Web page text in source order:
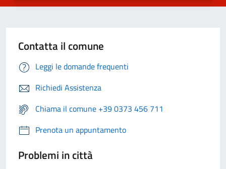
Contatta il comune
Leggi le domande frequenti
Richiedi Assistenza
Chiama il comune +39 0373 456 711
Prenota un appuntamento
Problemi in città